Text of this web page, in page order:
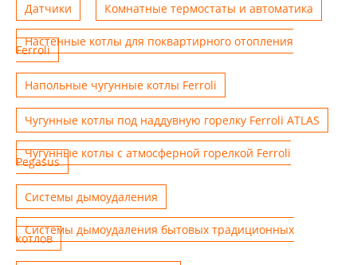
Датчики Комнатные термостаты и автоматика
Настенные котлы для поквартирного отопления
Ferroli
Напольные чугунные котлы Ferroli
Чугунные котлы под наддувную горелку Ferroli ATLAS
Чугунные котлы с атмосферной горелкой Ferroli
Pegasus
Системы дымоудаления
Системы дымоудаления бытовых традиционных
котлов